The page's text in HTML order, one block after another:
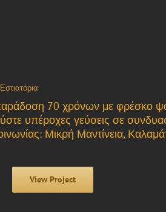
Εστιατόρια
70 χρόνων με φρέσκο
υπέροχες γεύσεις σε
Μικρή Μαντίνεια,
View Project